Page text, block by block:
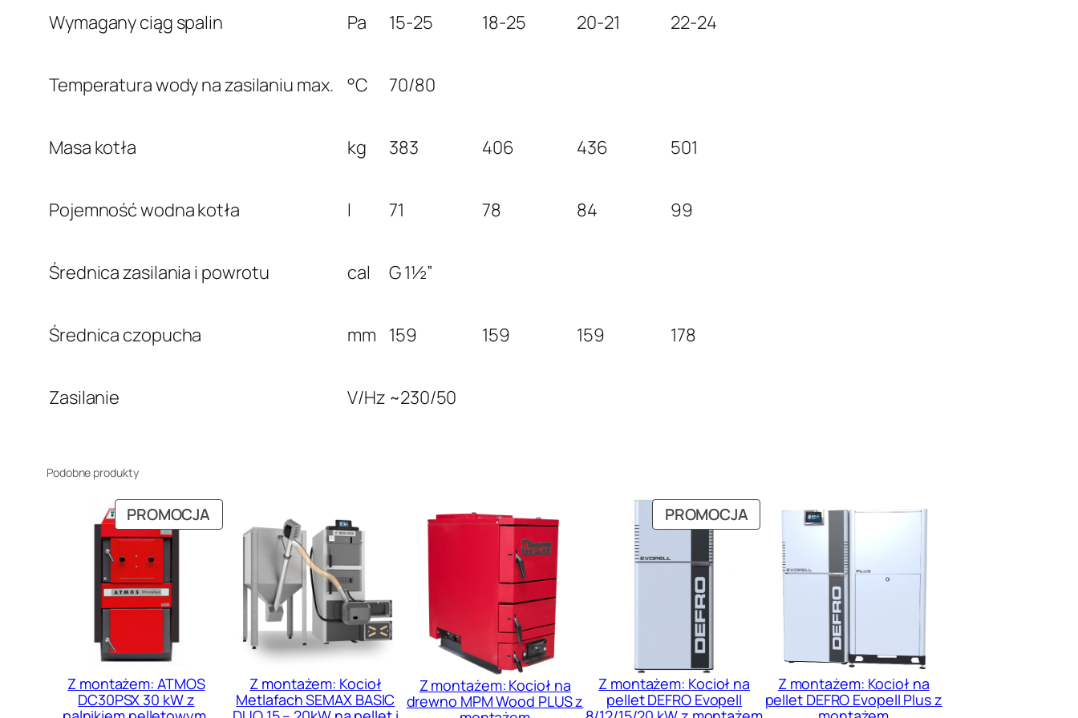
Wymagany ciąg spalin Pa 15-25 18-25 20-21 22-24
Temperatura wody na zasilaniu max. °C 70/80
Masa kotła kg 383 406 436 501
Pojemność wodna kotła l 71 78 84 99
Średnica zasilania i powrotu cal G 1½”
Średnica czopucha mm 159 159 159 178
Zasilanie V/Hz ~230/50
Podobne produkty
PROMOCJA
W
PROMOCJI
Z montażem: ATMOS
DC30PSX 30 kW z
Z montażem: Kocioł
Metlafach SEMAX BASIC
Z montażem: Kocioł na
drewno MPM Wood PLUS z
PROMOCJAPRODUKT
W
PROMOCJI
Z montażem: Kocioł na
pellet DEFRO Evopell
Z montażem: Kocioł na
pellet DEFRO Evopell Plus z